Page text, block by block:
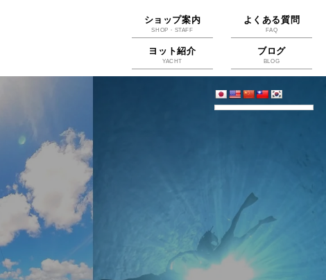
ショップ案内
SHOP・STAFF
よくある質問
FAQ
ヨット紹介
YACHT
ブログ
BLOG